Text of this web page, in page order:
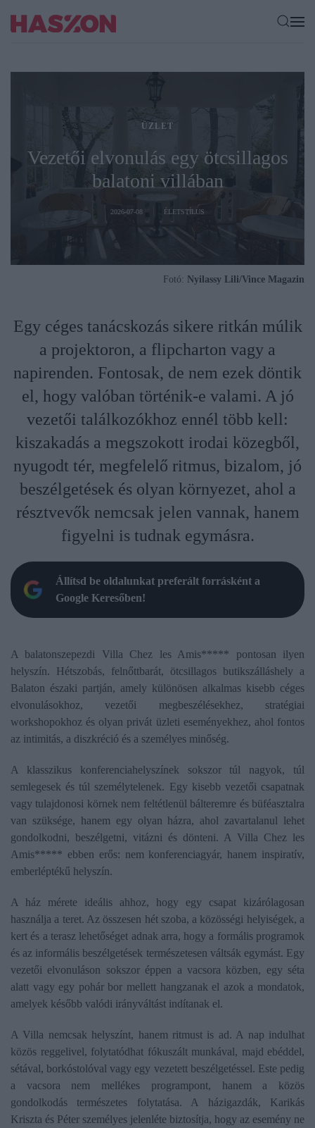
ÜZLET
Vezetői elvonulás egy ötcsillagos
balatoni villában
2026-07-08 ÉLETSTÍLUS
Fotó: Nyilassy Lili/Vince Magazin
Egy céges tanácskozás sikere ritkán múlik
a projektoron, a flipcharton vagy a
napirenden. Fontosak, de nem ezek döntik
el, hogy valóban történik-e valami. A jó
vezetői találkozókhoz ennél több kell:
kiszakadás a megszokott irodai közegből,
nyugodt tér, megfelelő ritmus, bizalom, jó
beszélgetések és olyan környezet, ahol a
résztvevők nemcsak jelen vannak, hanem
figyelni is tudnak egymásra.
Állítsd be oldalunkat preferált forrásként a
Google Keresőben!
A balatonszepezdi Villa Chez les Amis***** pontosan ilyen
helyszín. Hétszobás, felnőttbarát, ötcsillagos butikszálláshely a
Balaton északi partján, amely különösen alkalmas kisebb céges
elvonulásokhoz, vezetői megbeszélésekhez, stratégiai
workshopokhoz és olyan privát üzleti eseményekhez, ahol fontos
az intimitás, a diszkréció és a személyes minőség.
A klasszikus konferenciahelyszínek sokszor túl nagyok, túl
semlegesek és túl személytelenek. Egy kisebb vezetői csapatnak
vagy tulajdonosi körnek nem feltétlenül bálteremre és büféasztalra
van szüksége, hanem egy olyan házra, ahol zavartalanul lehet
gondolkodni, beszélgetni, vitázni és dönteni. A Villa Chez les
Amis***** ebben erős: nem konferenciagyár, hanem inspiratív,
emberléptékű helyszín.
A ház mérete ideális ahhoz, hogy egy csapat kizárólagosan
használja a teret. Az összesen hét szoba, a közösségi helyiségek, a
kert és a terasz lehetőséget adnak arra, hogy a formális programok
és az informális beszélgetések természetesen váltsák egymást. Egy
vezetői elvonuláson sokszor éppen a vacsora közben, egy séta
alatt vagy egy pohár bor mellett hangzanak el azok a mondatok,
amelyek később valódi irányváltást indítanak el.
A Villa nemcsak helyszínt, hanem ritmust is ad. A nap indulhat
közös reggelivel, folytatódhat fókuszált munkával, majd ebéddel,
sétával, borkóstolóval vagy egy vezetett beszélgetéssel. Este pedig
a vacsora nem mellékes programpont, hanem a közös
gondolkodás természetes folytatása. A házigazdák, Karikás
Kriszta és Péter személyes jelenléte biztosítja, hogy az esemény ne